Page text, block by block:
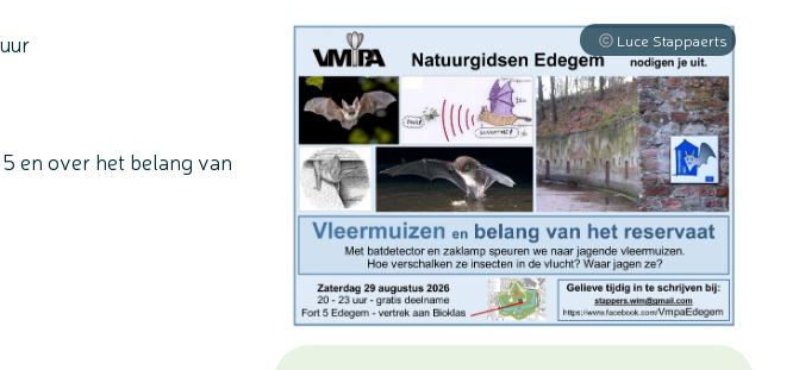
uur
en over het belang van
Luce Stappaerts